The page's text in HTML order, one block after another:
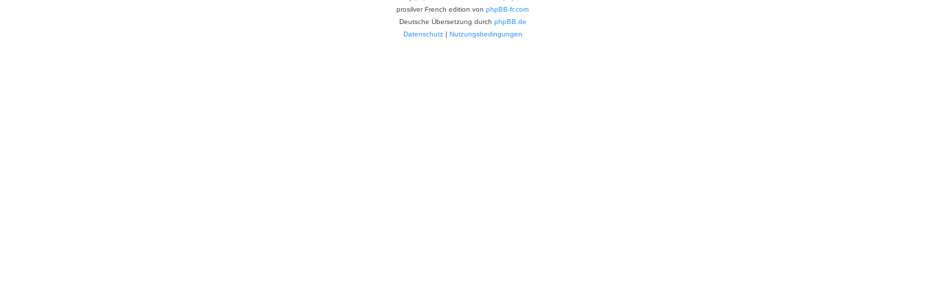
prosilver French edition von phpBB-fr.com
Deutsche Übersetzung durch phpBB.de
Datenschutz| Nutzungsbedingungen